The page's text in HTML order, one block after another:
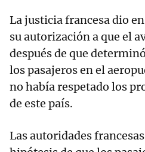
La justicia francesa dio
su autorización a que el
después de que
los pasajeros en el
no había respetado los
de este país.
Las autoridades